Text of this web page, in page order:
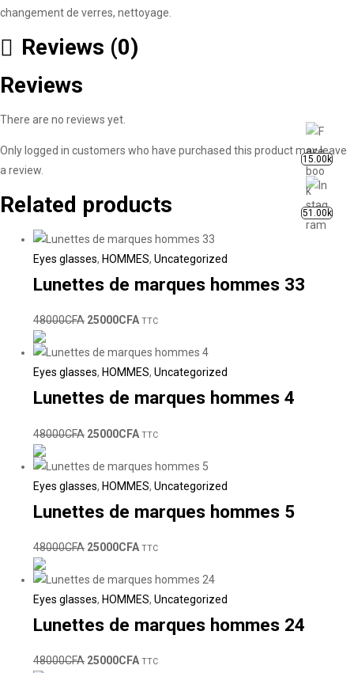
changement de verres, nettoyage.
Reviews (0)
Reviews
There are no reviews yet.
Only logged in customers who have purchased this product may leave
a review.
Related products
Eyes glasses, HOMMES, Uncategorized
Lunettes de marques hommes 33
48000CFA 25000CFA TTC
Eyes glasses, HOMMES, Uncategorized
Lunettes de marques hommes 4
48000CFA 25000CFA TTC
Eyes glasses, HOMMES, Uncategorized
Lunettes de marques hommes 5
48000CFA 25000CFA TTC
Eyes glasses, HOMMES, Uncategorized
Lunettes de marques hommes 24
48000CFA 25000CFA TTC
15.00k
51.00k